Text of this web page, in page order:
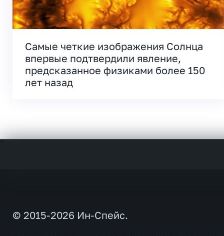
Самые четкие изображения Солнца
впервые подтвердили явление,
предсказанное физиками более 150
лет назад
© 2015-2026 Ин-Спейс.